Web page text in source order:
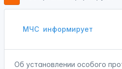
МЧС информирует
Об установлении особого